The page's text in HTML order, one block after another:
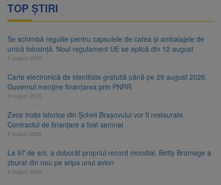
TOP ȘTIRI
Se schimbă regulile pentru capsulele de cafea și ambalajele de
unică folosință. Noul regulament UE se aplică din 12 august
9 august 2026
Carte electronică de identitate gratuită până pe 29 august 2026.
Guvernul menține finanțarea prin PNRR
9 august 2026
Zece troițe istorice din Șcheii Brașovului vor fi restaurate.
Contractul de finanțare a fost semnat
9 august 2026
La 97 de ani, a doborât propriul record mondial. Betty Bromage a
zburat din nou pe aripa unui avion
9 august 2026